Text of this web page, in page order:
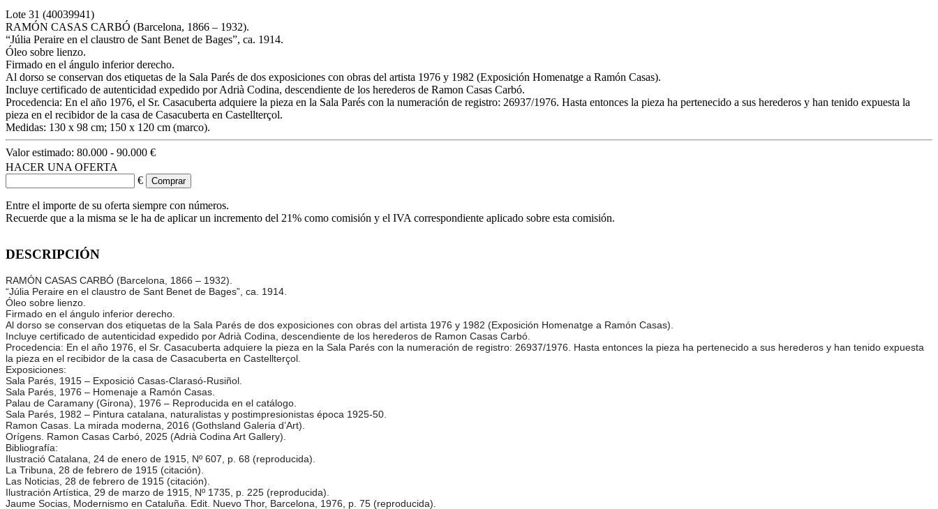
Lote 31 (40039941)
RAMÓN CASAS CARBÓ (Barcelona, 1866 – 1932).
“Júlia Peraire en el claustro de Sant Benet de Bages”, ca. 1914.
Óleo sobre lienzo.
Firmado en el ángulo inferior derecho.
Al dorso se conservan dos etiquetas de la Sala Parés de dos exposiciones con obras del artista 1976 y 1982 (Exposición Homenatge a Ramón Casas).
Incluye certificado de autenticidad expedido por Adrià Codina, descendiente de los herederos de Ramon Casas Carbó.
Procedencia: En el año 1976, el Sr. Casacuberta adquiere la pieza en la Sala Parés con la numeración de registro: 26937/1976. Hasta entonces la pieza ha pertenecido a sus herederos y han tenido expuesta la
pieza en el recibidor de la casa de Casacuberta en Castellterçol.
Medidas: 130 x 98 cm; 150 x 120 cm (marco).
Valor estimado: 80.000 - 90.000 €
HACER UNA OFERTA
€
Entre el importe de su oferta siempre con números.
Recuerde que a la misma se le ha de aplicar un incremento del 21% como comisión y el IVA correspondiente aplicado sobre esta comisión.
DESCRIPCIÓN
RAMÓN CASAS CARBÓ (Barcelona, 1866 – 1932).
“Júlia Peraire en el claustro de Sant Benet de Bages”, ca. 1914.
Óleo sobre lienzo.
Firmado en el ángulo inferior derecho.
Al dorso se conservan dos etiquetas de la Sala Parés de dos exposiciones con obras del artista 1976 y 1982 (Exposición Homenatge a Ramón Casas).
Incluye certificado de autenticidad expedido por Adrià Codina, descendiente de los herederos de Ramon Casas Carbó.
Procedencia: En el año 1976, el Sr. Casacuberta adquiere la pieza en la Sala Parés con la numeración de registro: 26937/1976. Hasta entonces la pieza ha pertenecido a sus herederos y han tenido expuesta
la pieza en el recibidor de la casa de Casacuberta en Castellterçol.
Exposiciones:
Sala Parés, 1915 – Exposició Casas-Clarasó-Rusiñol.
Sala Parés, 1976 – Homenaje a Ramón Casas.
Palau de Caramany (Girona), 1976 – Reproducida en el catálogo.
Sala Parés, 1982 – Pintura catalana, naturalistas y postimpresionistas época 1925-50.
Ramon Casas. La mirada moderna, 2016 (Gothsland Galeria d’Art).
Orígens. Ramon Casas Carbó, 2025 (Adrià Codina Art Gallery).
Bibliografía:
Ilustració Catalana, 24 de enero de 1915, Nº 607, p. 68 (reproducida).
La Tribuna, 28 de febrero de 1915 (citación).
Las Noticias, 28 de febrero de 1915 (citación).
Ilustración Artística, 29 de marzo de 1915, Nº 1735, p. 225 (reproducida).
Jaume Socias, Modernismo en Cataluña. Edit. Nuevo Thor, Barcelona, 1976, p. 75 (reproducida).